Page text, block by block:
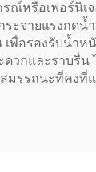
หรือเฟอร์นิเ
ะจายแรงกดน้
พื่อรองรับน้ำห
วกและราบรื่น
มรรถนะที่คงที่